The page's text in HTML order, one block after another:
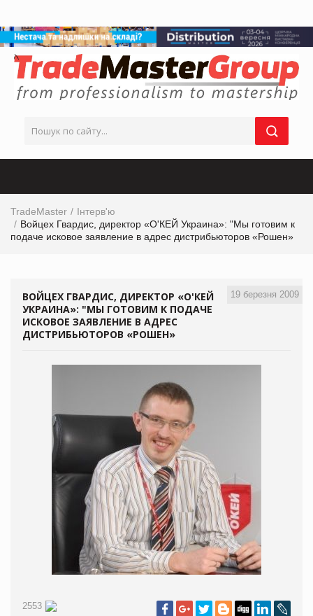
TradeMaster
Інтерв'ю
Войцех Гвардис, директор «О'КЕЙ Украина»: "Мы готовим к
подаче исковое заявление в адрес дистрибьюторов «Рошен»
19 березня 2009
ВОЙЦЕХ ГВАРДИС, ДИРЕКТОР «О'КЕЙ
УКРАИНА»: "МЫ ГОТОВИМ К ПОДАЧЕ
ИСКОВОЕ ЗАЯВЛЕНИЕ В АДРЕС
ДИСТРИБЬЮТОРОВ «РОШЕН»
2553